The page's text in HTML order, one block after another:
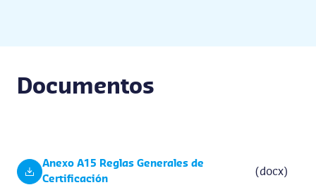
Documentos
Anexo A15 Reglas Generales de
Certificación
(docx)